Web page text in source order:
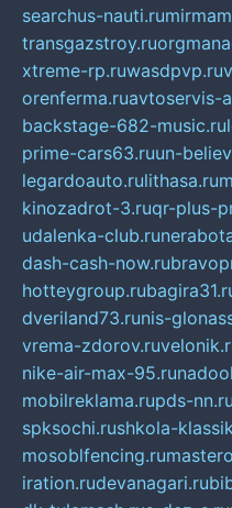
searchus-nauti.ru
transgazstroy.ru
xtreme-rp.ruwasdpvp.ru
orenferma.ruavtoservis-
backstage-682-music.ru
prime-cars63.ruun-
legardoauto.rulithasa.ru
kinozadrot-3.ruqr-plus-
udalenka-club.ru
dash-cash-now.ru
hotteygroup.ru
dveriland73.runis-
vrema-zdorov.ru
nike-air-max-95.ru
mobilreklama.rupds-nn.ru
spksochi.rushkola-
mosoblfencing.ru
iration.rudevanagari.ru